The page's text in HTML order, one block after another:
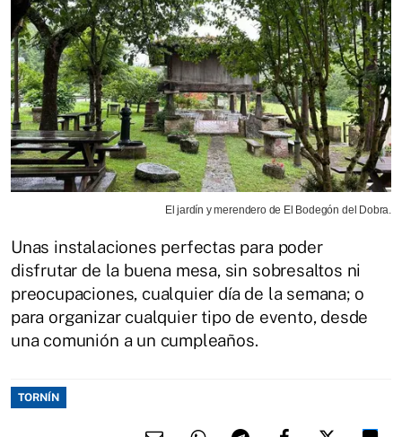
El jardín y merendero de El Bodegón del Dobra.
Unas instalaciones perfectas para poder
disfrutar de la buena mesa, sin sobresaltos ni
preocupaciones, cualquier día de la semana; o
para organizar cualquier tipo de evento, desde
una comunión a un cumpleaños.
TORNÍN